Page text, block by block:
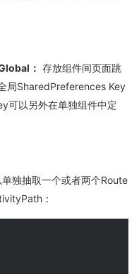
： 存放组件间页面跳
局SharedPreferences Key
可以另外在单独组件中定
独抽取一个或者两个Route
：